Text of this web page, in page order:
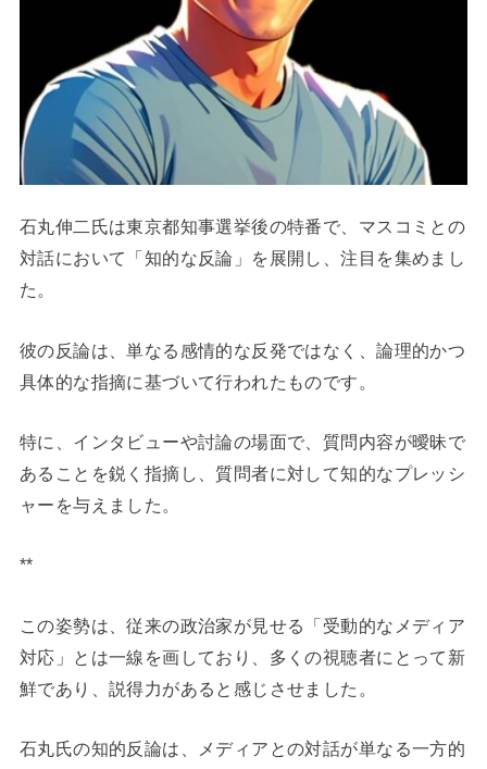
石丸伸二氏は東京都知事選挙後の特番で、マスコミとの
対話において「知的な反論」を展開し、注目を集めまし
た。
彼の反論は、単なる感情的な反発ではなく、論理的かつ
具体的な指摘に基づいて行われたものです。
特に、インタビューや討論の場面で、質問内容が曖昧で
あることを鋭く指摘し、質問者に対して知的なプレッシ
ャーを与えました。
**
この姿勢は、従来の政治家が見せる「受動的なメディア
対応」とは一線を画しており、多くの視聴者にとって新
鮮であり、説得力があると感じさせました。
石丸氏の知的反論は、メディアとの対話が単なる一方的